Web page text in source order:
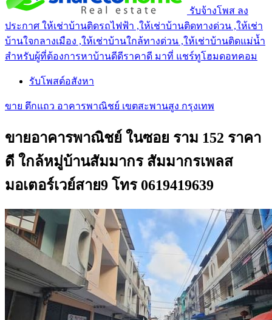
รับจ้างโพส ลง
ประกาศ ให้เช่าบ้านติดรถไฟฟ้า ,ให้เช่าบ้านติดทางด่วน ,ให้เช่า
บ้านใจกลางเมือง ,ให้เช่าบ้านใกล้ทางด่วน ,ให้เช่าบ้านติดแม่น้ำ
สำหรับผู้ที่ต้องการหาบ้านดีดีราคาดี มาที่ แชร์ทูโฮมดอทคอม
รับโพสต์อสังหา
ขาย ตึกแถว อาคารพาณิชย์ เขตสะพานสูง กรุงเทพ
ขายอาคารพาณิชย์ ในซอย ราม 152 ราคา
ดี ใกล้หมู่บ้านสัมมากร สัมมากรเพลส
มอเตอร์เวย์สาย9 โทร 0619419639